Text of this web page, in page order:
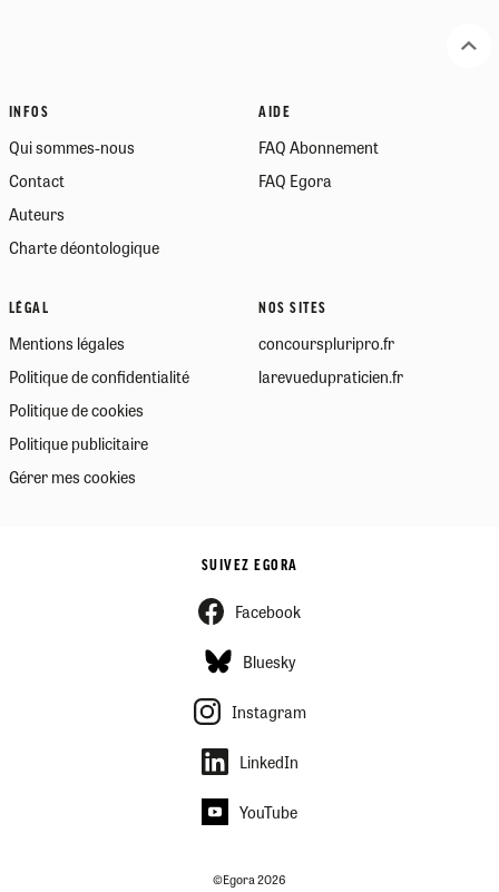
INFOS
Qui sommes-nous
Contact
Auteurs
Charte déontologique
AIDE
FAQ Abonnement
FAQ Egora
LÉGAL
Mentions légales
Politique de confidentialité
Politique de cookies
Politique publicitaire
Gérer mes cookies
NOS SITES
concourspluripro.fr
larevuedupraticien.fr
SUIVEZ EGORA
Facebook
Bluesky
Instagram
LinkedIn
YouTube
©Egora 2026